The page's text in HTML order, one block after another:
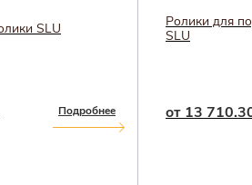
SLU
Подробнее
Ролики для
SLU
от 13